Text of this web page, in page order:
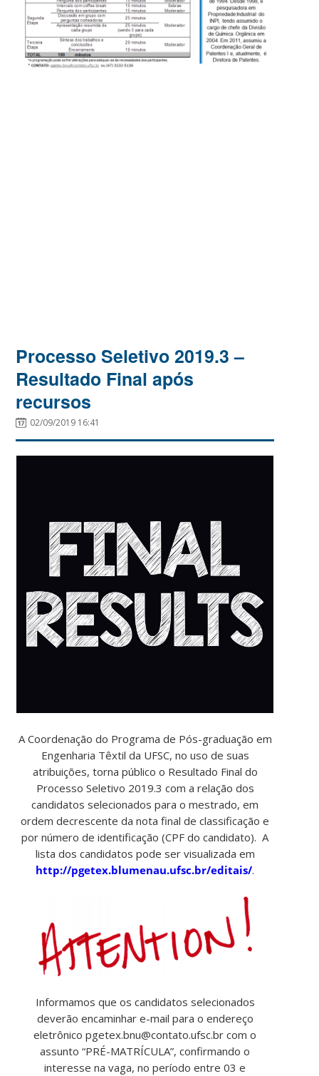
Processo Seletivo 2019.3 –
Resultado Final após
recursos
02/09/2019 16:41
A Coordenação do Programa de Pós-graduação em
Engenharia Têxtil da UFSC, no uso de suas
atribuições, torna público o Resultado Final do
Processo Seletivo 2019.3 com a relação dos
candidatos selecionados para o mestrado, em
ordem decrescente da nota final de classificação e
por número de identificação (CPF do candidato). A
lista dos candidatos pode ser visualizada em
http://pgetex.blumenau.ufsc.br/editais/.
Informamos que os candidatos selecionados
deverão encaminhar e-mail para o endereço
eletrônico pgetex.bnu@contato.ufsc.br com o
assunto “PRÉ-MATRÍCULA”, confirmando o
interesse na vaga, no período entre 03 e